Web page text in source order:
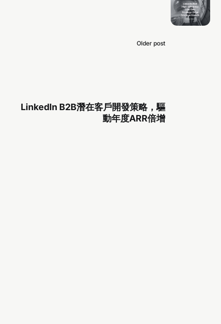
Older post
LinkedIn B2B潛在客戶開發策略，驅
動年度ARR倍增